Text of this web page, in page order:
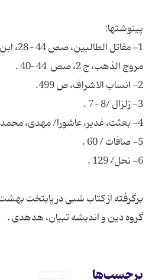
گروه دین و اندیشه تبیان، هدهدی .
برچسب‌ها